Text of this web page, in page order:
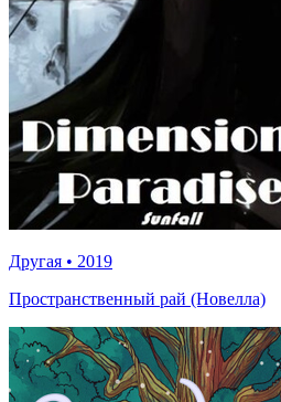
Другая • 2019
Пространственный рай (Новелла)